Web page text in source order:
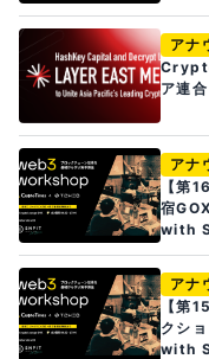
アナ
ア連
アナ
【第
宿
with
アナ
【第
クシ
with